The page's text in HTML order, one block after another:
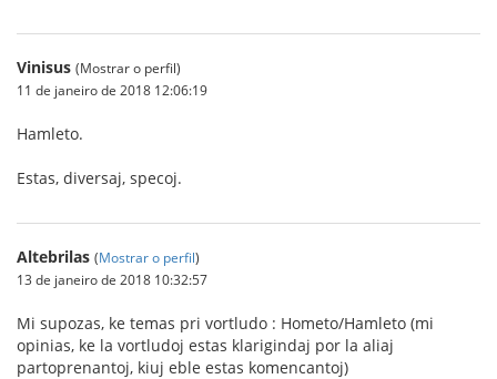
Vinisus (Mostrar o perfil)
11 de janeiro de 2018 12:06:19
Hamleto.
Estas, diversaj, specoj.
Altebrilas (Mostrar o perfil)
13 de janeiro de 2018 10:32:57
Mi supozas, ke temas pri vortludo : Hometo/Hamleto (mi
opinias, ke la vortludoj estas klarigindaj por la aliaj
partoprenantoj, kiuj eble estas komencantoj)